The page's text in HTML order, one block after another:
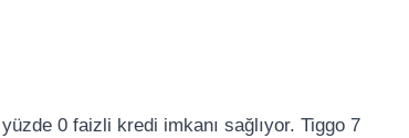
0 faizli kredi imkanı sağlıyor. Tiggo 7